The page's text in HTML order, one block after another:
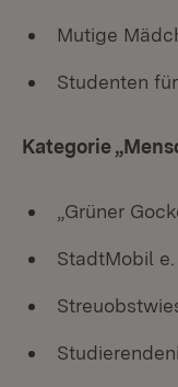
Mutige
Studenten
Kategorie
„Grüner
StadtMobil